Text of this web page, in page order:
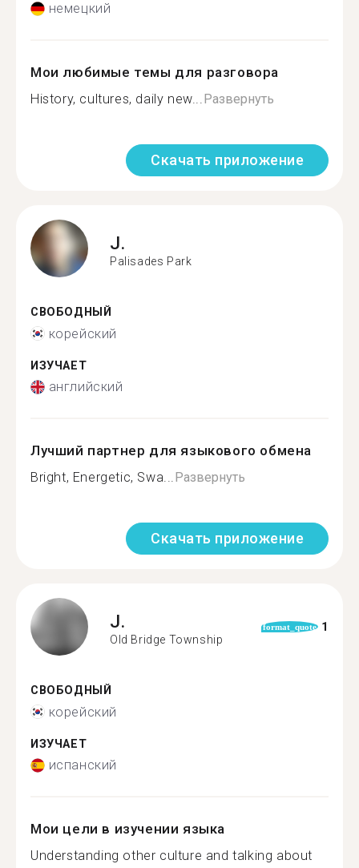
немецкий
Мои любимые темы для разговора
History, cultures, daily new...Развернуть
Скачать приложение
J.
Palisades Park
СВОБОДНЫЙ
корейский
ИЗУЧАЕТ
английский
Лучший партнер для языкового обмена
Bright, Energetic, Swa...Развернуть
Скачать приложение
J.
Old Bridge Township
format_quote 1
СВОБОДНЫЙ
корейский
ИЗУЧАЕТ
испанский
Мои цели в изучении языка
Understanding other culture and talking about